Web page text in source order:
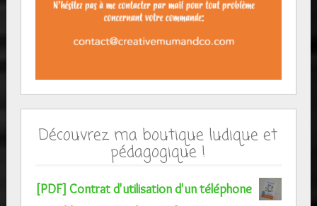
Découvrez ma boutique ludique et
pédagogique !
[PDF] Contrat d'utilisation d'un téléphone